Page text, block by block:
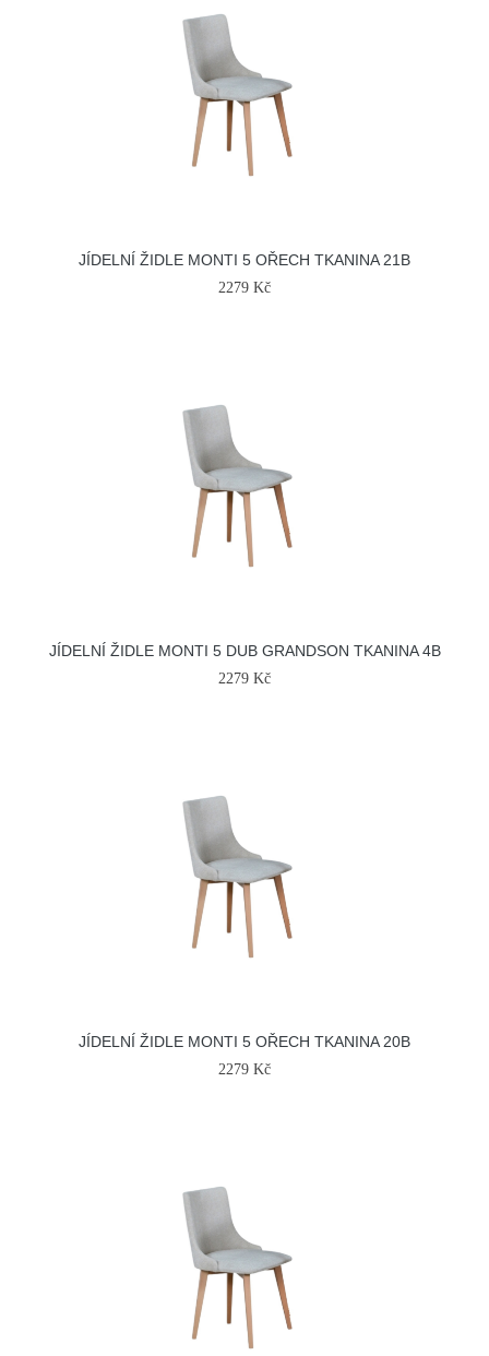
JÍDELNÍ ŽIDLE MONTI 5 OŘECH TKANINA 21B
2279 Kč
JÍDELNÍ ŽIDLE MONTI 5 DUB GRANDSON TKANINA 4B
2279 Kč
JÍDELNÍ ŽIDLE MONTI 5 OŘECH TKANINA 20B
2279 Kč